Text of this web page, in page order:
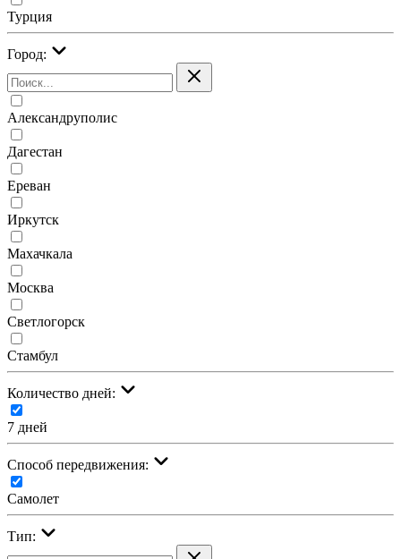
Турция
Город:
Александруполис
Дагестан
Ереван
Иркутск
Махачкала
Москва
Светлогорск
Стамбул
Количество дней:
7 дней
Cпособ передвижения:
Самолет
Тип: